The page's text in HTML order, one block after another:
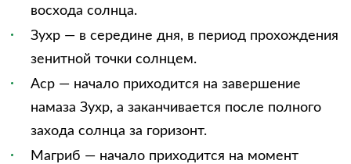
восхода солнца.
Зухр — в середине дня, в период прохождения
зенитной точки солнцем.
Аср — начало приходится на завершение
намаза Зухр, а заканчивается после полного
захода солнца за горизонт.
Магриб — начало приходится на момент